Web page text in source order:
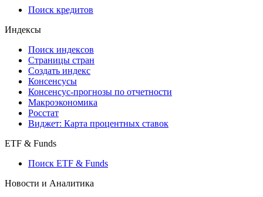
Поиск кредитов
Индексы
Поиск индексов
Страницы стран
Создать индекс
Консенсусы
Консенсус-прогнозы по отчетности
Макроэкономика
Росстат
Виджет: Карта процентных ставок
ETF & Funds
Поиск ETF & Funds
Новости и Аналитика